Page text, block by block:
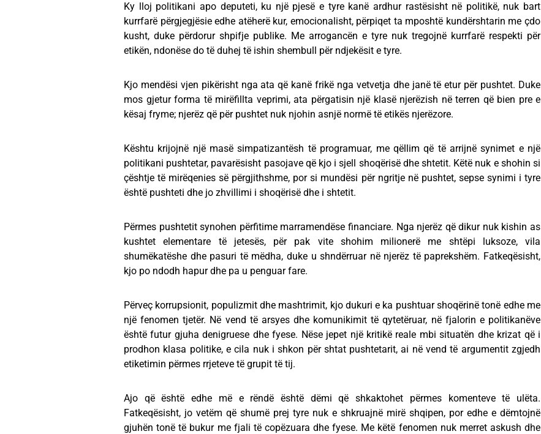
Ky lloj politikani apo deputeti, ku një pjesë e tyre kanë ardhur rastësisht në politikë, nuk bart
kurrfarë përgjegjësie edhe atëherë kur, emocionalisht, përpiqet ta mposhtë kundërshtarin me çdo
kusht, duke përdorur shpifje publike. Me arrogancën e tyre nuk tregojnë kurrfarë respekti për
etikën, ndonëse do të duhej të ishin shembull për ndjekësit e tyre.
Kjo mendësi vjen pikërisht nga ata që kanë frikë nga vetvetja dhe janë të etur për pushtet. Duke
mos gjetur forma të mirëfillta veprimi, ata përgatisin një klasë njerëzish në terren që bien pre e
kësaj fryme; njerëz që për pushtet nuk njohin asnjë normë të etikës njerëzore.
Kështu krijojnë një masë simpatizantësh të programuar, me qëllim që të arrijnë synimet e një
politikani pushtetar, pavarësisht pasojave që kjo i sjell shoqërisë dhe shtetit. Këtë nuk e shohin si
çështje të mirëqenies së përgjithshme, por si mundësi për ngritje në pushtet, sepse synimi i tyre
është pushteti dhe jo zhvillimi i shoqërisë dhe i shtetit.
Përmes pushtetit synohen përfitime marramendëse financiare. Nga njerëz që dikur nuk kishin as
kushtet elementare të jetesës, për pak vite shohim milionerë me shtëpi luksoze, vila
shumëkatëshe dhe pasuri të mëdha, duke u shndërruar në njerëz të paprekshëm. Fatkeqësisht,
kjo po ndodh hapur dhe pa u penguar fare.
Përveç korrupsionit, populizmit dhe mashtrimit, kjo dukuri e ka pushtuar shoqërinë tonë edhe me
një fenomen tjetër. Në vend të arsyes dhe komunikimit të qytetëruar, në fjalorin e politikanëve
është futur gjuha denigruese dhe fyese. Nëse jepet një kritikë reale mbi situatën dhe krizat që i
prodhon klasa politike, e cila nuk i shkon për shtat pushtetarit, ai në vend të argumentit zgjedh
etiketimin përmes rrjeteve të grupit të tij.
Ajo që është edhe më e rëndë është dëmi që shkaktohet përmes komenteve të ulëta.
Fatkeqësisht, jo vetëm që shumë prej tyre nuk e shkruajnë mirë shqipen, por edhe e dëmtojnë
gjuhën tonë të bukur me fjali të copëzuara dhe fyese. Me këtë fenomen nuk merret askush dhe